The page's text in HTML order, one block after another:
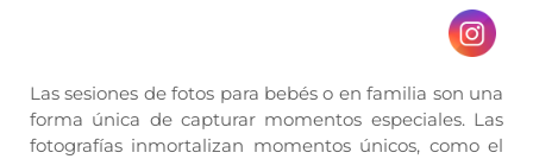
Las sesiones de fotos para bebés o en familia son una
forma única de capturar momentos especiales. Las
fotografías inmortalizan momentos únicos, como el